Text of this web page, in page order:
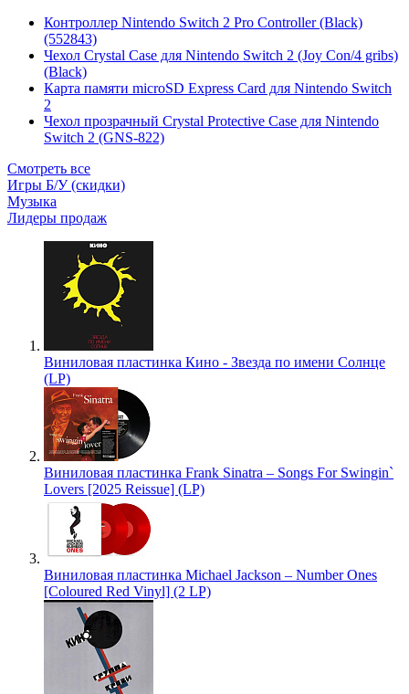
Контроллер Nintendo Switch 2 Pro Controller (Black)
(552843)
Чехол Сrystal Сase для Nintendo Switch 2 (Joy Con/4 gribs)
(Black)
Карта памяти microSD Express Card для Nintendo Switch
2
Чехол прозрачный Crystal Protective Case для Nintendo
Switch 2 (GNS-822)
Смотреть все
Игры Б/У (скидки)
Музыка
Лидеры продаж
Виниловая пластинка Кино - Звезда по имени Солнце
(LP)
Виниловая пластинка Frank Sinatra – Songs For Swingin`
Lovers [2025 Reissue] (LP)
Виниловая пластинка Michael Jackson – Number Ones
[Coloured Red Vinyl] (2 LP)